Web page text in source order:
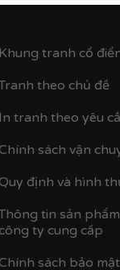
Khung tranh cổ
theo chủ đề
In tranh theo yêu
sách vận
định và hình
tin sản
công ty cung cấp
sách bảo mật